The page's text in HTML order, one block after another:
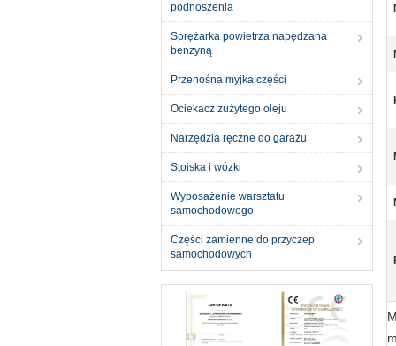
podnoszenia
Sprężarka powietrza napędzana
benzyną
Przenośna myjka części
Ociekacz zużytego oleju
Narzędzia ręczne do garażu
Stoiska i wózki
Wyposażenie warsztatu
samochodowego
Części zamienne do przyczep
samochodowych